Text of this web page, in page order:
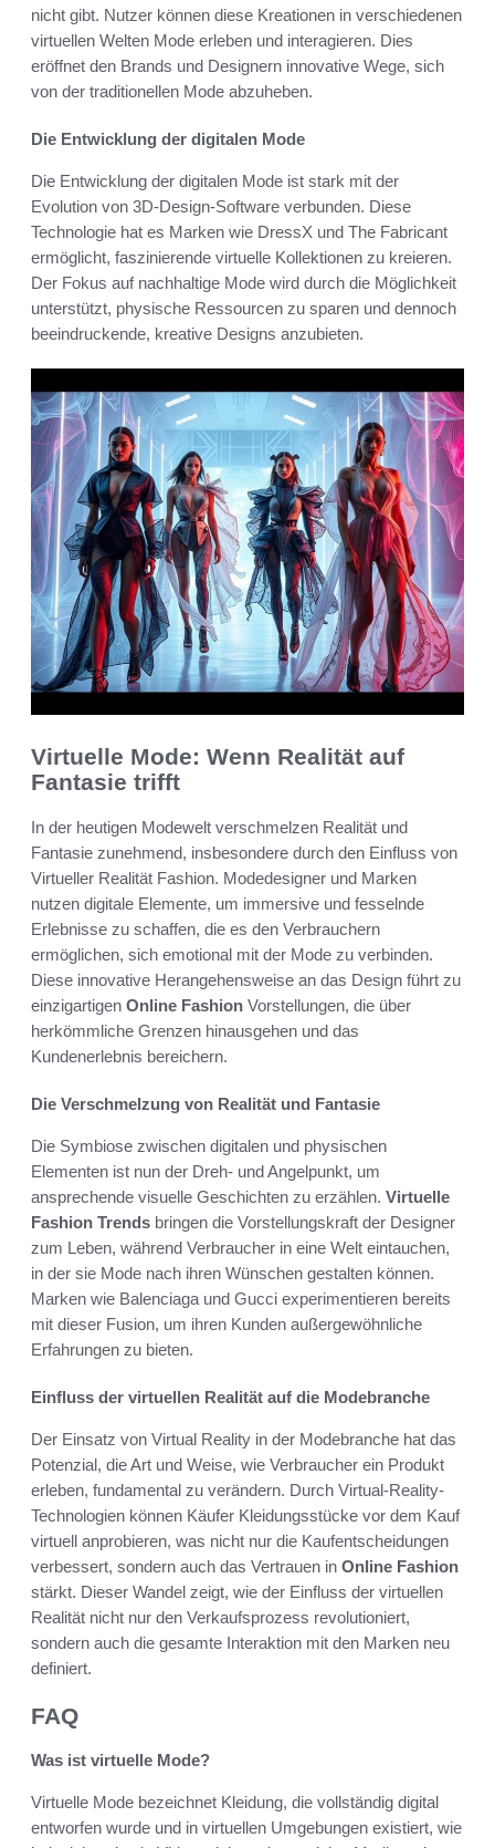
nicht gibt. Nutzer können diese Kreationen in verschiedenen
virtuellen Welten Mode erleben und interagieren. Dies
eröffnet den Brands und Designern innovative Wege, sich
von der traditionellen Mode abzuheben.
Die Entwicklung der digitalen Mode
Die Entwicklung der digitalen Mode ist stark mit der
Evolution von 3D-Design-Software verbunden. Diese
Technologie hat es Marken wie DressX und The Fabricant
ermöglicht, faszinierende virtuelle Kollektionen zu kreieren.
Der Fokus auf nachhaltige Mode wird durch die Möglichkeit
unterstützt, physische Ressourcen zu sparen und dennoch
beeindruckende, kreative Designs anzubieten.
Virtuelle Mode: Wenn Realität auf
Fantasie trifft
In der heutigen Modewelt verschmelzen Realität und
Fantasie zunehmend, insbesondere durch den Einfluss von
Virtueller Realität Fashion. Modedesigner und Marken
nutzen digitale Elemente, um immersive und fesselnde
Erlebnisse zu schaffen, die es den Verbrauchern
ermöglichen, sich emotional mit der Mode zu verbinden.
Diese innovative Herangehensweise an das Design führt zu
einzigartigen Online Fashion Vorstellungen, die über
herkömmliche Grenzen hinausgehen und das
Kundenerlebnis bereichern.
Die Verschmelzung von Realität und Fantasie
Die Symbiose zwischen digitalen und physischen
Elementen ist nun der Dreh- und Angelpunkt, um
ansprechende visuelle Geschichten zu erzählen. Virtuelle
Fashion Trends bringen die Vorstellungskraft der Designer
zum Leben, während Verbraucher in eine Welt eintauchen,
in der sie Mode nach ihren Wünschen gestalten können.
Marken wie Balenciaga und Gucci experimentieren bereits
mit dieser Fusion, um ihren Kunden außergewöhnliche
Erfahrungen zu bieten.
Einfluss der virtuellen Realität auf die Modebranche
Der Einsatz von Virtual Reality in der Modebranche hat das
Potenzial, die Art und Weise, wie Verbraucher ein Produkt
erleben, fundamental zu verändern. Durch Virtual-Reality-
Technologien können Käufer Kleidungsstücke vor dem Kauf
virtuell anprobieren, was nicht nur die Kaufentscheidungen
verbessert, sondern auch das Vertrauen in Online Fashion
stärkt. Dieser Wandel zeigt, wie der Einfluss der virtuellen
Realität nicht nur den Verkaufsprozess revolutioniert,
sondern auch die gesamte Interaktion mit den Marken neu
definiert.
FAQ
Was ist virtuelle Mode?
Virtuelle Mode bezeichnet Kleidung, die vollständig digital
entworfen wurde und in virtuellen Umgebungen existiert, wie